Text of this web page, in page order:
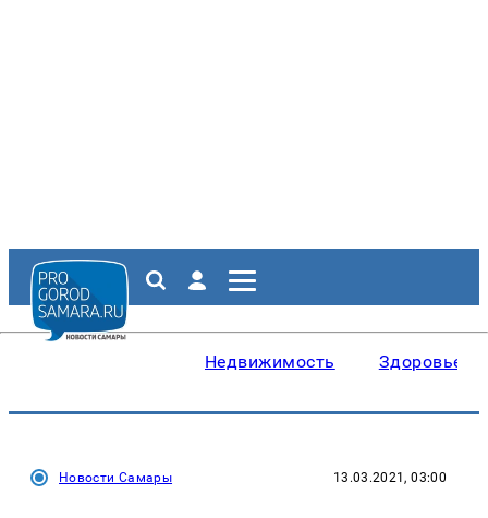
Недвижимость Здоровье
Новости Самары 13.03.2021, 03:00